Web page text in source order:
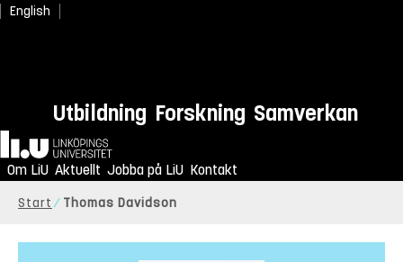
English
Utbildning Forskning Samverkan
Hem
Om LiU Aktuellt Jobba på LiU Kontakt
Start Thomas Davidson